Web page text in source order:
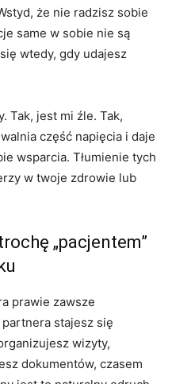
że nie radzisz sobie
same w sobie nie są
wtedy, gdy udajesz
Tak, jest mi źle. Tak,
część napięcia i daje
wsparcia. Tłumienie tych
w twoje zdrowie lub
„pacjentem”
prawie zawsze
stajesz się
wizyty,
dokumentów, czasem